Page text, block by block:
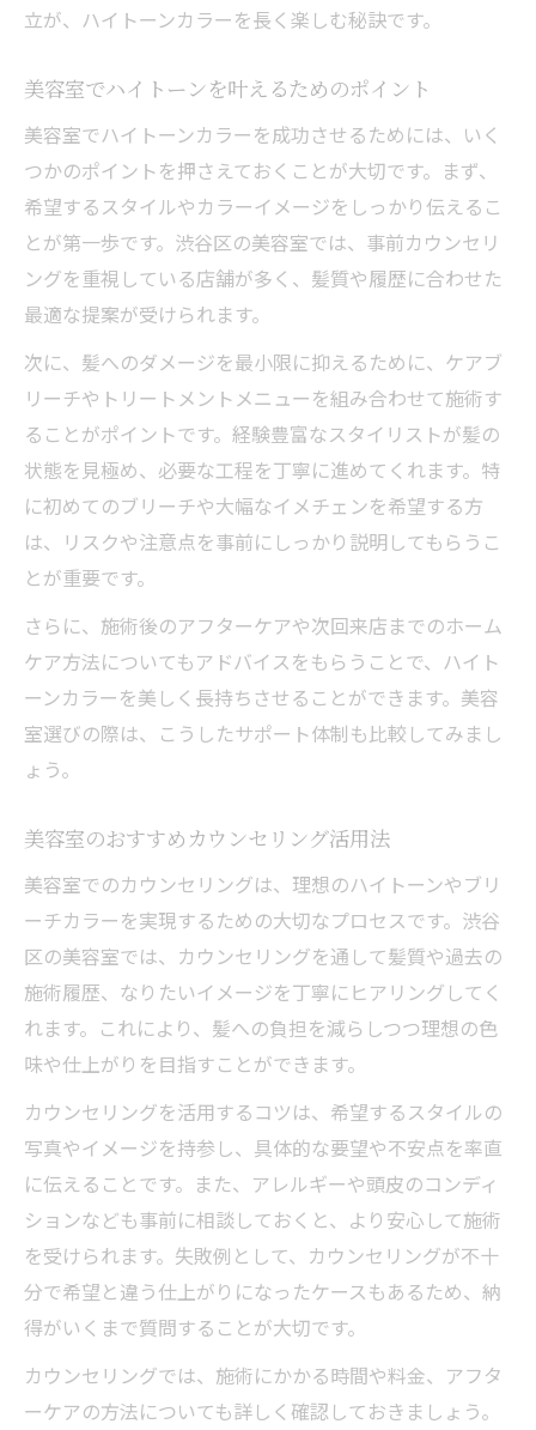
立が、ハイトーンカラーを長く楽しむ秘訣です。
美容室でハイトーンを叶えるためのポイント
美容室でハイトーンカラーを成功させるためには、いく
つかのポイントを押さえておくことが大切です。まず、
希望するスタイルやカラーイメージをしっかり伝えるこ
とが第一歩です。渋谷区の美容室では、事前カウンセリ
ングを重視している店舗が多く、髪質や履歴に合わせた
最適な提案が受けられます。
次に、髪へのダメージを最小限に抑えるために、ケアブ
リーチやトリートメントメニューを組み合わせて施術す
ることがポイントです。経験豊富なスタイリストが髪の
状態を見極め、必要な工程を丁寧に進めてくれます。特
に初めてのブリーチや大幅なイメチェンを希望する方
は、リスクや注意点を事前にしっかり説明してもらうこ
とが重要です。
さらに、施術後のアフターケアや次回来店までのホーム
ケア方法についてもアドバイスをもらうことで、ハイト
ーンカラーを美しく長持ちさせることができます。美容
室選びの際は、こうしたサポート体制も比較してみまし
ょう。
美容室のおすすめカウンセリング活用法
美容室でのカウンセリングは、理想のハイトーンやブリ
ーチカラーを実現するための大切なプロセスです。渋谷
区の美容室では、カウンセリングを通して髪質や過去の
施術履歴、なりたいイメージを丁寧にヒアリングしてく
れます。これにより、髪への負担を減らしつつ理想の色
味や仕上がりを目指すことができます。
カウンセリングを活用するコツは、希望するスタイルの
写真やイメージを持参し、具体的な要望や不安点を率直
に伝えることです。また、アレルギーや頭皮のコンディ
ションなども事前に相談しておくと、より安心して施術
を受けられます。失敗例として、カウンセリングが不十
分で希望と違う仕上がりになったケースもあるため、納
得がいくまで質問することが大切です。
カウンセリングでは、施術にかかる時間や料金、アフタ
ーケアの方法についても詳しく確認しておきましょう。